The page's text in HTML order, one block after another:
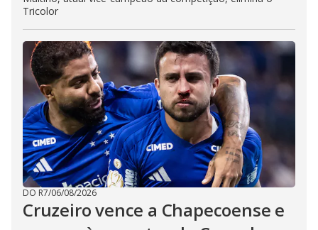
Tricolor
DO R7/06/08/2026
Cruzeiro vence a Chapecoense e